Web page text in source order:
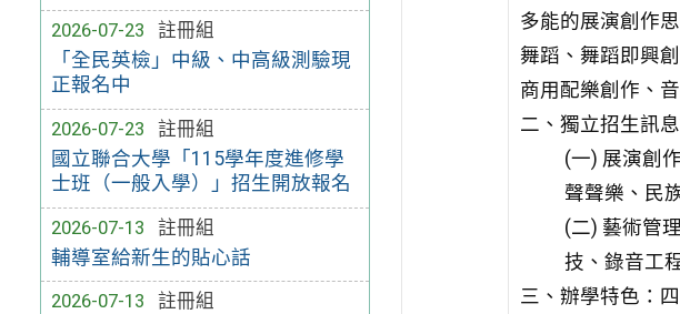
2026-07-23
註冊組
「全民英檢」中級、中高級測驗現
正報名中
2026-07-23
註冊組
國立聯合大學「115學年度進修學
士班（一般入學）」招生開放報名
2026-07-13
註冊組
輔導室給新生的貼心話
2026-07-13
註冊組
多能的展演創作
舞蹈、舞蹈即興
商用配樂創作、
二、獨立招生訊息
(一) 展演創
聲聲樂、民
(二) 藝術管
技、錄音工
三、辦學特色：